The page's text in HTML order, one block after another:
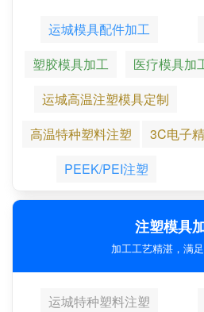
运城模具配件加工
塑胶模具加工
医疗模具加
运城高温注塑模具定制
高温特种塑料注塑
3C电子
PEEK/PEI注塑
注塑模具
加工工艺精湛，满
运城特种塑料注塑